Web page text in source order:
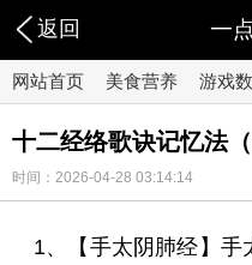
返回 一
网站首页 美食营养 游戏
十二经络歌诀记忆法（
时间：2026-04-28 03:14:14
1、【手太阴肺经】手